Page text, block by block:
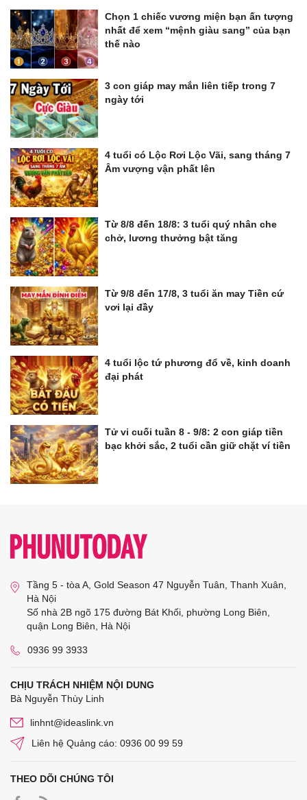
Chọn 1 chiếc vương miện bạn ấn tượng
nhất để xem “mệnh giàu sang” của bạn
thế nào
3 con giáp may mắn liên tiếp trong 7
ngày tới
4 tuổi có Lộc Rơi Lộc Vãi, sang tháng 7
Âm vượng vận phất lên
Từ 8/8 đến 18/8: 3 tuổi quý nhân che
chở, lương thưởng bật tăng
Từ 9/8 đến 17/8, 3 tuổi ăn may Tiền cứ
vơi lại đầy
4 tuổi lộc tứ phương đổ về, kinh doanh
đại phát
Tử vi cuối tuần 8 - 9/8: 2 con giáp tiền
bạc khởi sắc, 2 tuổi cần giữ chặt ví tiền
Tầng 5 - tòa A, Gold Season 47 Nguyễn Tuân, Thanh Xuân,
Hà Nội
Số nhà 2B ngõ 175 đường Bát Khối, phường Long Biên,
quận Long Biên, Hà Nội
0936 99 3933
CHỊU TRÁCH NHIỆM NỘI DUNG
Bà Nguyễn Thùy Linh
linhnt@ideaslink.vn
Liên hệ Quảng cáo: 0936 00 99 59
THEO DÕI CHÚNG TÔI